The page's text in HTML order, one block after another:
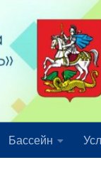
Бассейн